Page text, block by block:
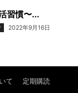
習慣〜...
2022年9月16日
て 定期購読